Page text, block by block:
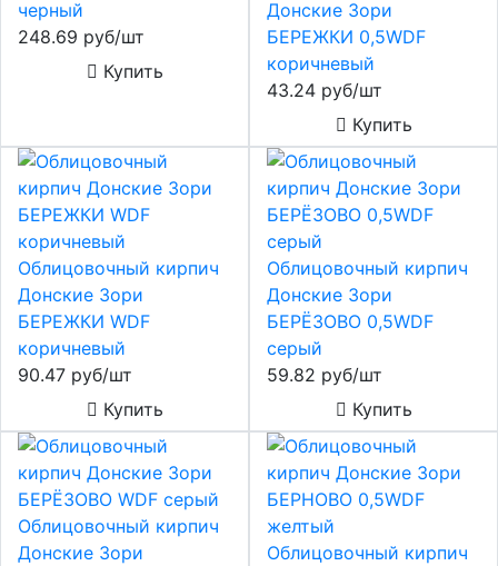
черный
248.69 руб/шт
Купить
Донские Зори
БЕРЕЖКИ 0,5WDF
коричневый
43.24 руб/шт
Купить
Облицовочный кирпич
Донские Зори
БЕРЕЖКИ WDF
коричневый
90.47 руб/шт
Купить
Облицовочный кирпич
Донские Зори
БЕРЁЗОВО 0,5WDF
серый
59.82 руб/шт
Купить
Облицовочный кирпич
Донские Зори
Облицовочный кирпич